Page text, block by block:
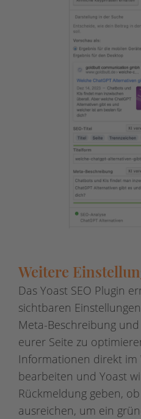
Weitere
Das Yoast SEO Plugin
sichtbaren
Meta-Beschreibung
eurer Seite zu
Informationen direkt im
bearbeiten und Yoast
Rückmeldung geben,
ausreichen, um ein